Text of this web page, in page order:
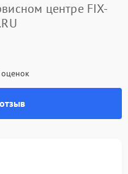
центре FIX-